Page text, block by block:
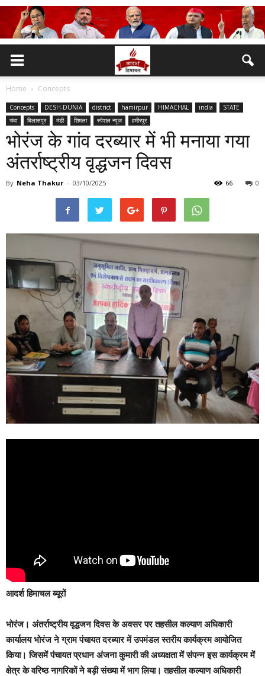
Home Concepts
Concepts DESH-DUNIA district hamirpur HIMACHAL india
STATE
चंबा
बिलासपुर मंडी शिमला स्पेशल न्यूज़ हमीरपुर
भोरंज के गांव दरब्यार में भी मनाया गया
अंतर्राष्ट्रीय वृद्धजन दिवस
By Neha Thakur - 03/10/2025 0
66
आदर्श हिमाचल ब्यूरों
भोरंज। अंतर्राष्ट्रीय वृद्धजन दिवस के अवसर पर तहसील कल्याण अधिकारी
कार्यालय भोरंज ने ग्राम पंचायत दरब्यार में उपमंडल स्तरीय कार्यक्रम आयोजित
किया। जिसमें पंचायत प्रधान अंजना कुमारी की अध्यक्षता में संपन्न इस कार्यक्रम में
क्षेत्र के वरिष्ठ नागरिकों ने बड़ी संख्या में भाग लिया। तहसील कल्याण अधिकारी